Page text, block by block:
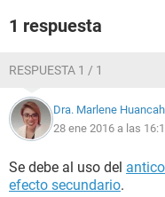
1 respuesta
RESPUESTA 1 / 1
Dra. Marlene
28 ene 2016 a las
Se debe al uso del
efecto secundario.